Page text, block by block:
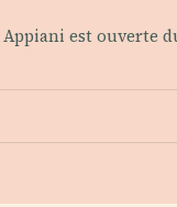
est ouverte